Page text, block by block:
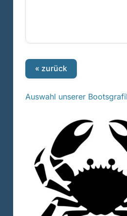
« zurück
Auswahl unserer